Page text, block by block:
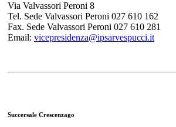
Via Valvassori Peroni 8
Tel. Sede Valvassori Peroni 027 610 162
Fax. Sede Valvassori Peroni 027 610 281
Email: vicepresidenza@ipsarvespucci.it
Succersale Crescenzago